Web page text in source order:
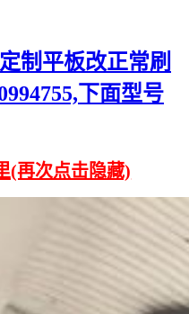
制平板改正常刷
下面型号
(再次点击隐藏)